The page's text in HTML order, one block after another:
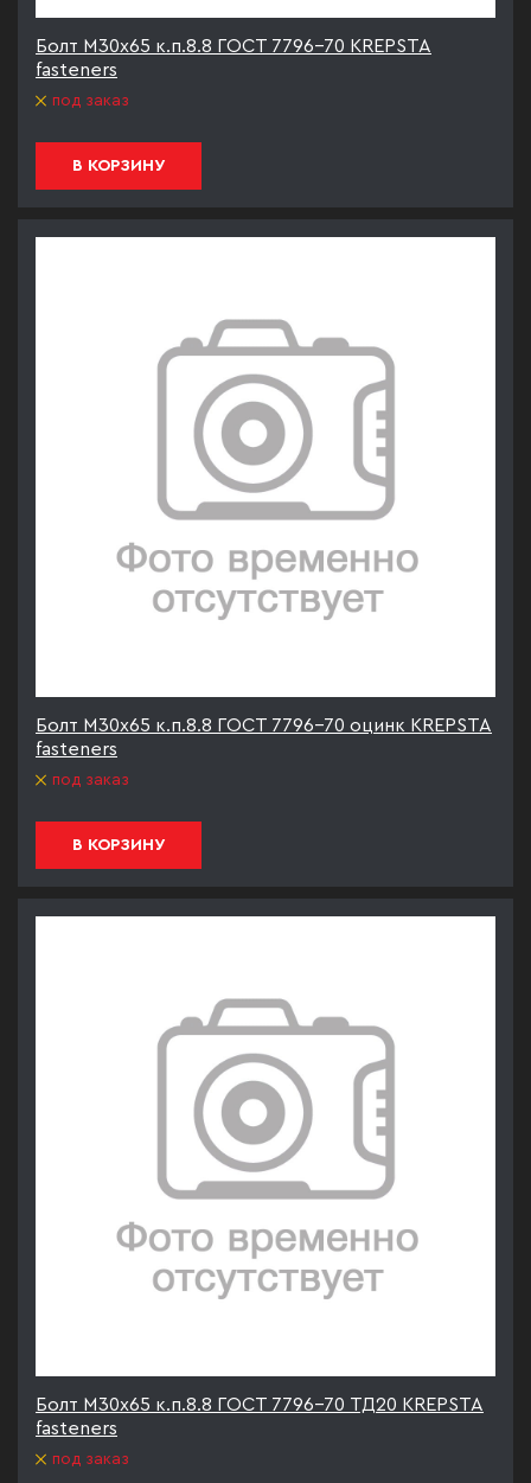
Болт М30х65 к.п.8.8 ГОСТ 7796-70 KREPSTA
fasteners
под заказ
В КОРЗИНУ
Болт М30х65 к.п.8.8 ГОСТ 7796-70 оцинк KREPSTA
fasteners
под заказ
В КОРЗИНУ
Болт М30х65 к.п.8.8 ГОСТ 7796-70 ТД20 KREPSTA
fasteners
под заказ